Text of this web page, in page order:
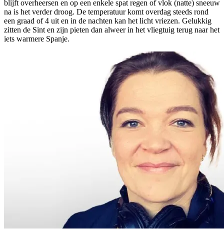
blijft overheersen en op een enkele spat regen of vlok (natte) sneeuw
na is het verder droog. De temperatuur komt overdag steeds rond
een graad of 4 uit en in de nachten kan het licht vriezen. Gelukkig
zitten de Sint en zijn pieten dan alweer in het vliegtuig terug naar het
iets warmere Spanje.